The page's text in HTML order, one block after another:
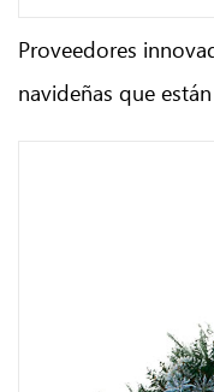
Proveedores
navideñas que